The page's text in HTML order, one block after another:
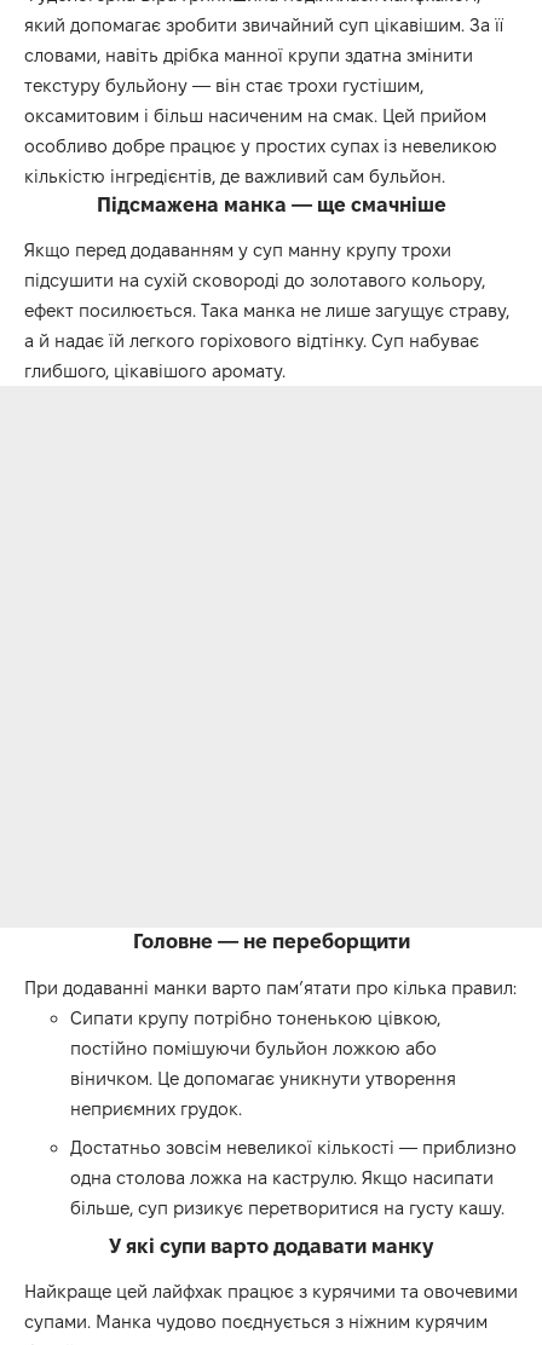
який допомагає зробити звичайний суп цікавішим. За її
словами, навіть дрібка манної крупи здатна змінити
текстуру бульйону — він стає трохи густішим,
оксамитовим і більш насиченим на смак. Цей прийом
особливо добре працює у простих супах із невеликою
кількістю інгредієнтів, де важливий сам бульйон.
Підсмажена манка — ще смачніше
Якщо перед додаванням у суп манну крупу трохи
підсушити на сухій сковороді до золотавого кольору,
ефект посилюється. Така манка не лише загущує страву,
а й надає їй легкого горіхового відтінку. Суп набуває
глибшого, цікавішого аромату.
Головне — не переборщити
При додаванні манки варто пам’ятати про кілька правил:
Сипати крупу потрібно тоненькою цівкою,
постійно помішуючи бульйон ложкою або
віничком. Це допомагає уникнути утворення
неприємних грудок.
Достатньо зовсім невеликої кількості — приблизно
одна столова ложка на каструлю. Якщо насипати
більше, суп ризикує перетворитися на густу кашу.
У які супи варто додавати манку
Найкраще цей лайфхак працює з курячими та овочевими
супами. Манка чудово поєднується з ніжним курячим